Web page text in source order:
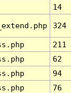
14
324
211
62
94
76